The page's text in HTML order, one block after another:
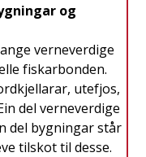
og
verneverdige
fiskarbonden.
utefjos,
del verneverdige
del bygningar står
tilskot til desse.